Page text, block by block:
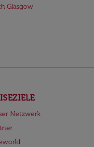
Glasgow
Netzwerk